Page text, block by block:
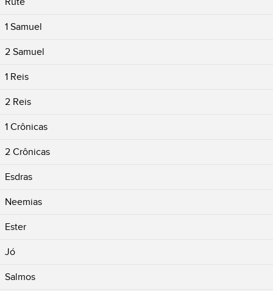
1 Samuel
2 Samuel
1 Reis
2 Reis
1 Crônicas
2 Crônicas
Esdras
Neemias
Ester
Jó
Salmos